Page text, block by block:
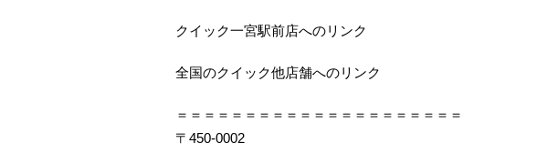
クイック一宮駅前店へのリンク
全国のクイック他店舗へのリンク
＝＝＝＝＝＝＝＝＝＝＝＝＝＝＝＝＝＝＝＝＝
〒450-0002